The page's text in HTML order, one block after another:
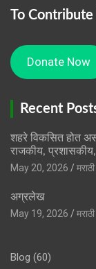
To
Donate Now
Recent
शहरे विकसित होत
राजकीय,
May 20, 2026
अग्रलेख
May 19, 2026
Blog (60)